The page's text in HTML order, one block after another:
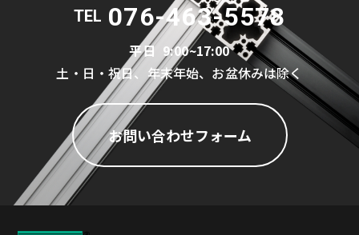
TEL 076-463-5578
平日 9:00~17:00
土・日・祝日、年末年始、お盆休みは除く
お問い合わせフォーム